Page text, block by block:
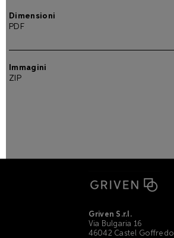
Dimensioni
PDF
Immagini
ZIP
Griven S.r.l.
Via Bulgaria 16
46042 Castel Goffredo